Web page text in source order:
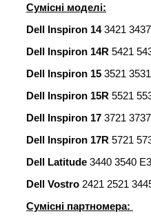
Сумісні моделі:
Dell Inspiron 143421
Dell Inspiron 14R 5421
Dell Inspiron 15 3521
Dell Inspiron 15R 5521
Dell Inspiron 17 3721 3737
Dell Inspiron 17R 5721
Dell Latitude 3440 3540
Dell Vostro 2421 2521
Сумісні партномера: